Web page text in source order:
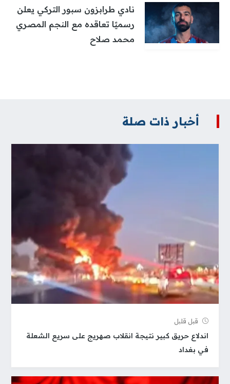
نادي طرابزون سبور التركي يعلن
رسميًا تعاقده مع النجم المصري
محمد صلاح
أخبار ذات صلة
قبل قلیل
اندلاع حريق كبير نتيجة انقلاب صهريج على سريع الشعلة
في بغداد